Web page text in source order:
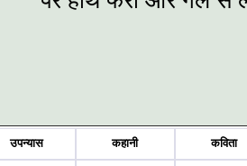
उपन्यास कहानी कविता